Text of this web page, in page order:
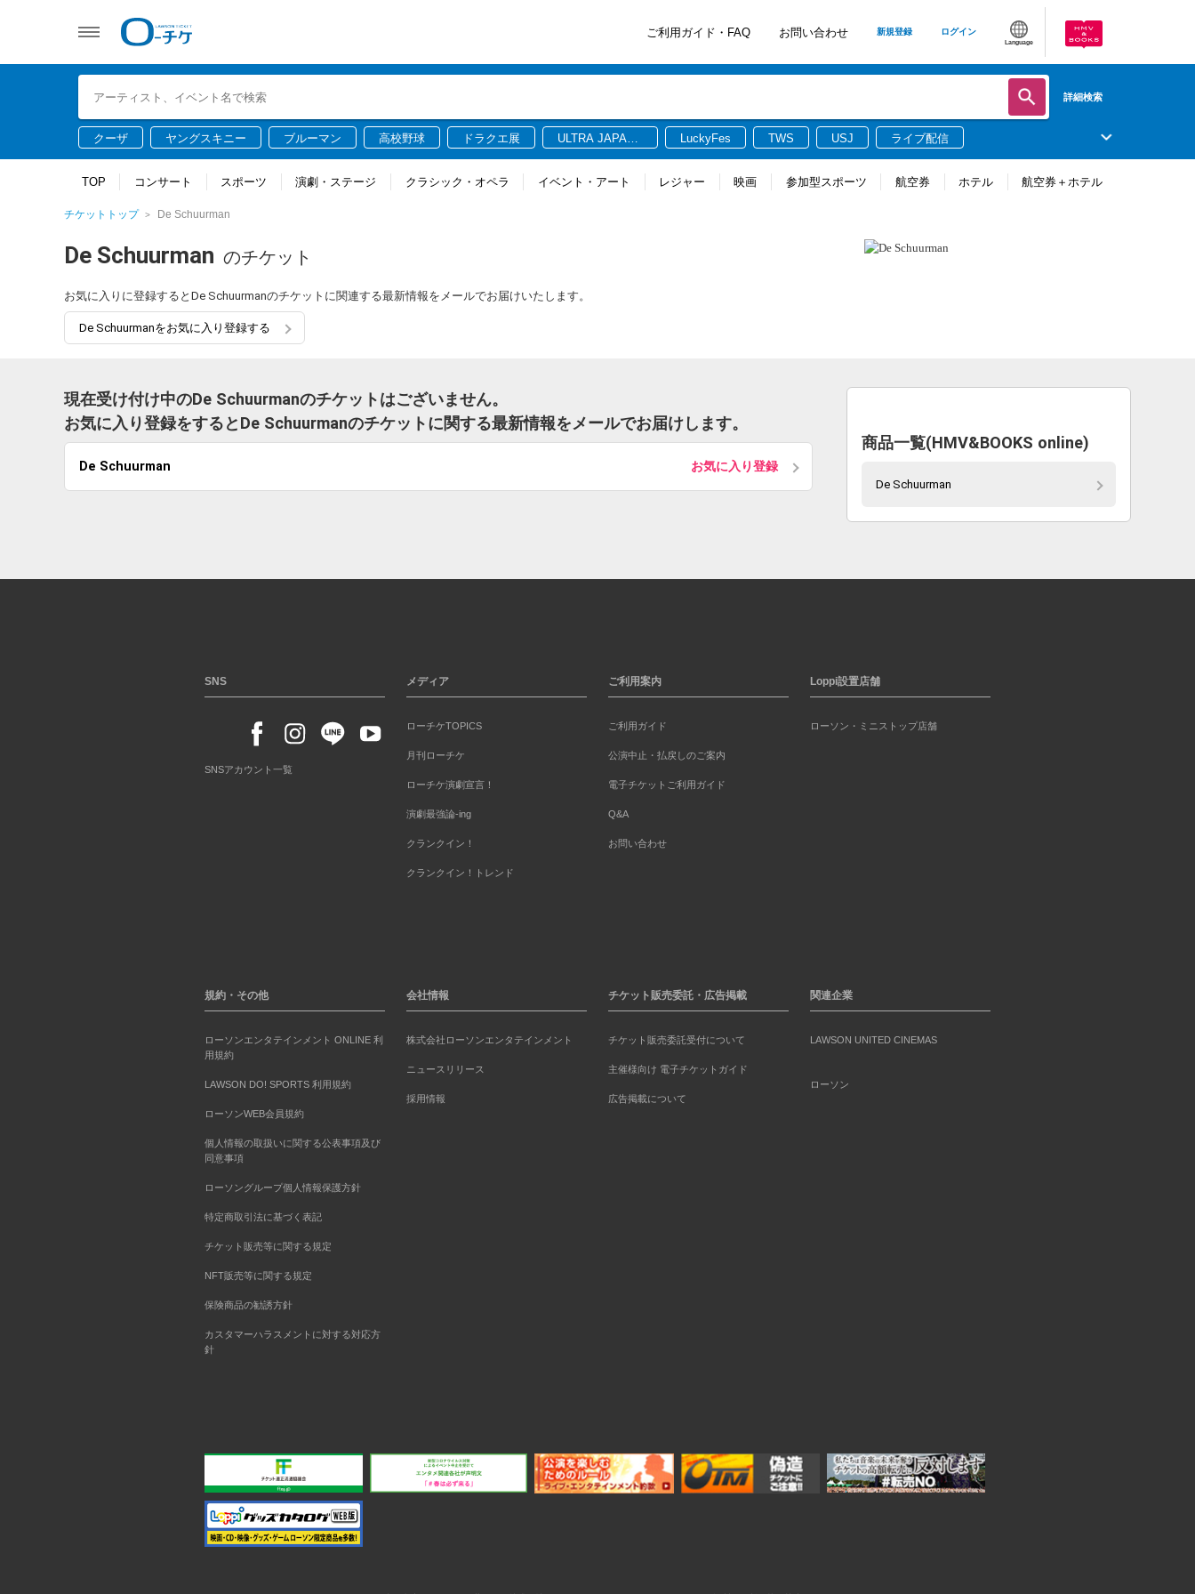
ご利用ガイド・FAQ お問い合わせ 新規登録 ログイン
Language
詳細検索
クーザ ヤングスキニー ブルーマン 高校野球 ドラクエ展
ULTRA JAPAN
LuckyFes TWS USJ ライブ配信
TOP コンサート スポーツ 演劇・ステージ クラシック・オペラ イベント・アート レジャー 映画 参加型スポーツ 航空券 ホテル 航空券＋ホテル
チケットトップ De Schuurman
De Schuurman のチケット
お気に入りに登録するとDe Schuurmanのチケットに関連する最新情報をメールでお届けいたします。
De Schuurmanをお気に入り登録する
現在受け付け中のDe Schuurmanのチケットはございません。
お気に入り登録をするとDe Schuurmanのチケットに関する最新情報をメールでお届けします。
De Schuurman お気に入り登録
商品一覧(HMV&BOOKS online)
De Schuurman
SNS
SNSアカウント一覧
メディア
ローチケTOPICS
月刊ローチケ
ローチケ演劇宣言！
演劇最強論-ing
クランクイン！
クランクイン！トレンド
ご利用案内
ご利用ガイド
公演中止・払戻しのご案内
電子チケットご利用ガイド
Q&A
お問い合わせ
Loppi設置店舗
ローソン・ミニストップ店舗
規約・その他
ローソンエンタテインメント ONLINE 利
用規約
LAWSON DO! SPORTS 利用規約
ローソンWEB会員規約
個人情報の取扱いに関する公表事項及び
同意事項
ローソングループ個人情報保護方針
特定商取引法に基づく表記
チケット販売等に関する規定
NFT販売等に関する規定
保険商品の勧誘方針
カスタマーハラスメントに対する対応方
針
会社情報
株式会社ローソンエンタテインメント
ニュースリリース
採用情報
チケット販売委託・広告掲載
チケット販売委託受付について
主催様向け 電子チケットガイド
広告掲載について
関連企業
LAWSON UNITED CINEMAS
ローソン